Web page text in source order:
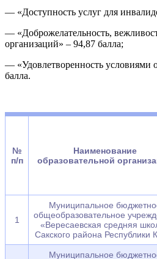
— «Доступность услуг для
— «Доброжелательность,
организаций» – 94,87 балла;
— «Удовлетворенность условиями
балла.
№
п/п
Наименование
образовательной
1
Муниципальное
общеобразовательное
«Вересаевская средняя
Сакского района Республики
Муниципальное